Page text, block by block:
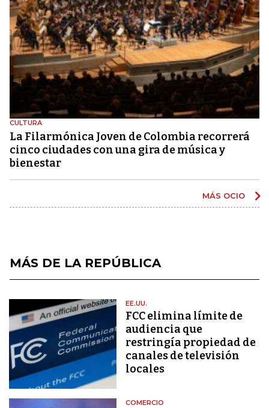
CULTURA
La Filarmónica Joven de Colombia recorrerá
cinco ciudades con una gira de música y
bienestar
MÁS OCIO
MÁS DE LA REPÚBLICA
EE.UU.
FCC elimina límite de
audiencia que
restringía propiedad de
canales de televisión
locales
COMERCIO